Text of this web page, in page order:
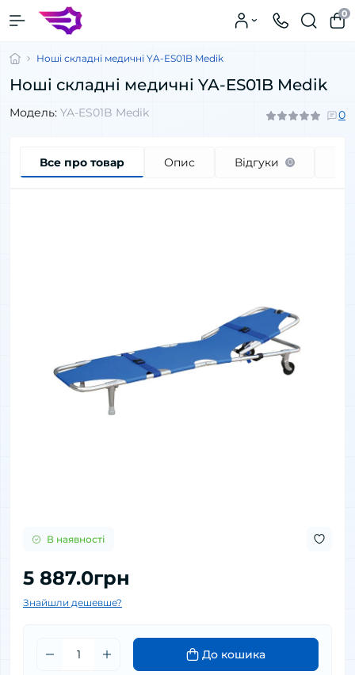
0
Ноші складні медичні YA-ES01B Medik
Ноші складні медичні YA-ES01B Medik
Модель: YA-ES01B Medik 0
Все про товар Опис Відгуки 0
В наявності
5 887.0грн
Знайшли дешевше?
До кошика